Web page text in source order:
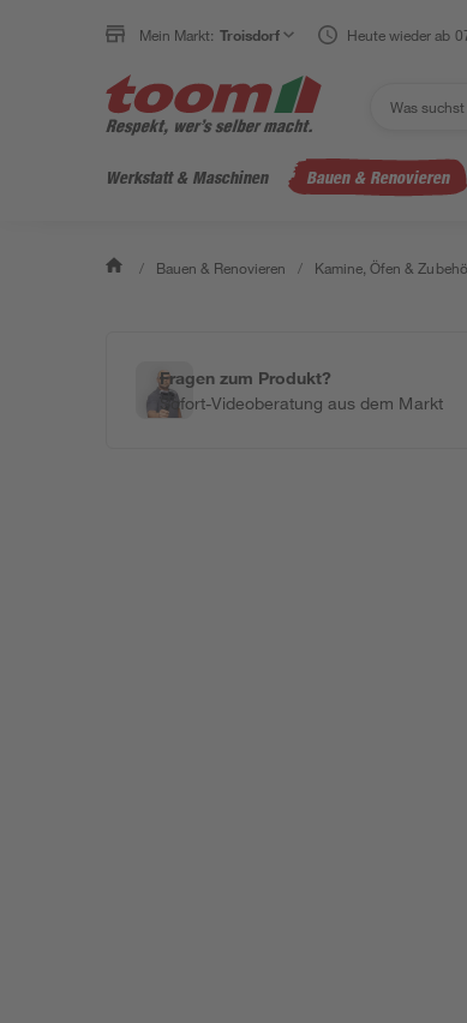
Mein Markt: Troisdorf Heute wieder ab
Werkstatt & Maschinen Bauen & Renovieren
/ Bauen & Renovieren / Kamine, Öfen &
Fragen zum Produkt?
Sofort-Videoberatung aus dem Markt